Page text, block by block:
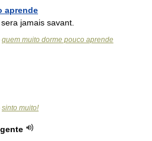
aprende
jamais savant.
quem muito dorme pouco aprende
sinto muito!